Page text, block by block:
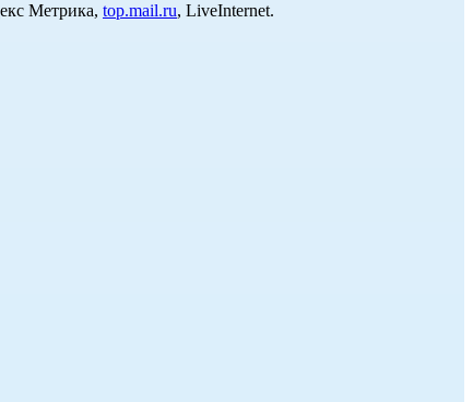
Метрика, top.mail.ru, LiveInternet.